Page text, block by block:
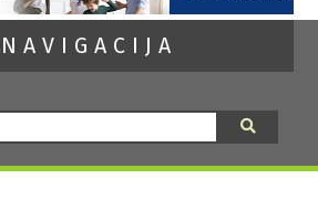
NAVIGACIJA